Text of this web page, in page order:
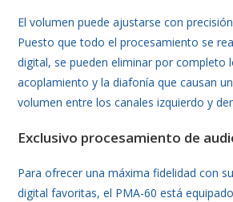
El volumen puede ajustarse con
Puesto que todo el procesamiento se
digital, se pueden eliminar por completo
acoplamiento y la diafonía que causan
volumen entre los canales izquierdo y
Exclusivo procesamiento de
Para ofrecer una máxima fidelidad con
digital favoritas, el PMA-60 está